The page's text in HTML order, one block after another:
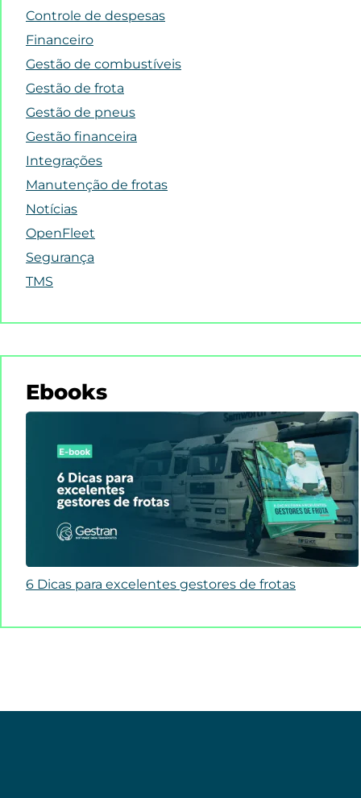
Controle de despesas
Financeiro
Gestão de combustíveis
Gestão de frota
Gestão de pneus
Gestão financeira
Integrações
Manutenção de frotas
Notícias
OpenFleet
Segurança
TMS
Ebooks
6 Dicas para excelentes gestores de frotas